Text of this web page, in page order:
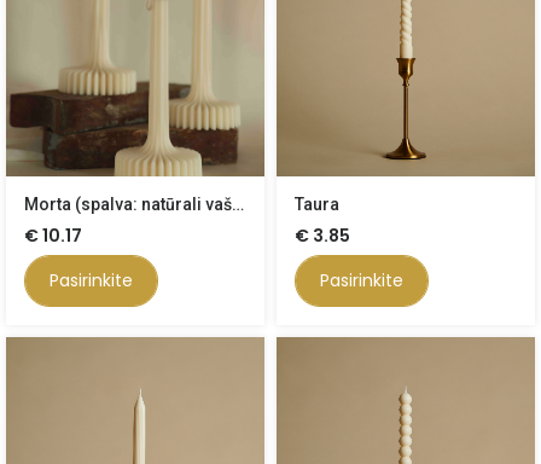
Morta (spalva: natūrali vaško)
€10.17
Pasirinkite
Taura
€ 3.85
Pasirinkite